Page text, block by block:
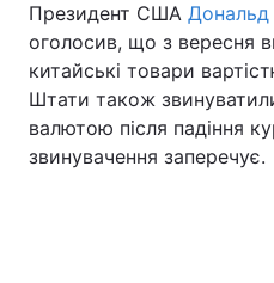
Президент США
оголосив, що з вересня
китайські товари
Штати також
валютою після падіння
звинувачення заперечує.